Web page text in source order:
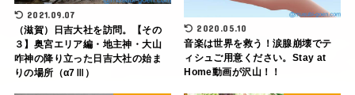
2021.09.07
（滋賀）日吉大社を訪問。【その
３】奥宮エリア編・地主神・大山
咋神の降り立った日吉大社の始ま
りの場所（α7Ⅲ）
2020.05.10
音楽は世界を救う！涙腺崩壊でテ
ィシュご用意ください。Stay at
Home動画が沢山！！